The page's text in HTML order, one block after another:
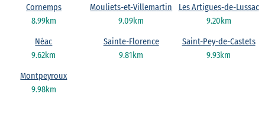
8.99km
Cornemps
9.09km
Mouliets-et-Villemartin
9.20km
Les Artigues-de-Lussac
9.62km
Néac
9.81km
Sainte-Florence
9.93km
Saint-Pey-de-Castets
9.98km
Montpeyroux